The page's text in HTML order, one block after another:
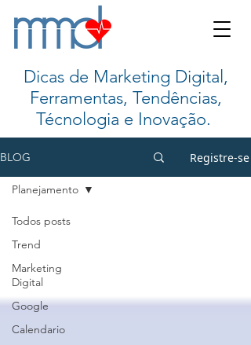
Dicas de Marketing Digital,
Ferramentas, Tendências,
Técnologia e Inovação.
BLOG Registre-se
Todos posts
Trend
Marketing
Digital
Google
Calendario
Planejamento